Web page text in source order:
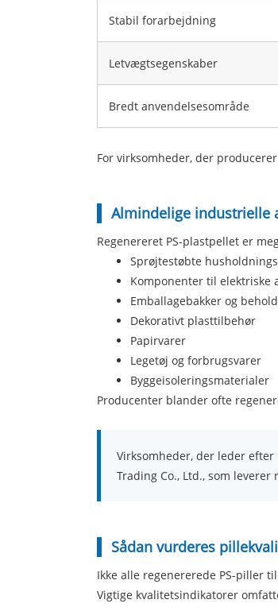
Stabil forarbejdning
Letvægtsegenskaber
Bredt anvendelsesområde
For virksomheder, der
Almindelige industrielle
Regenereret PS-plastpellet er
Sprøjtestøbte
Komponenter til elektriske
Emballagebakker og
Dekorativt plasttilbehør
Papirvarer
Legetøj og forbrugsvarer
Byggeisoleringsmaterialer
Producenter blander ofte
Virksomheder, der leder
Trading Co., Ltd., som
Sådan vurderes
Ikke alle regenererede PS-piller
Vigtige kvalitetsindikatorer